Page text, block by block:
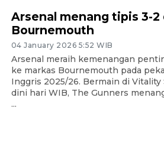
Arsenal menang tipis 3-2
Bournemouth
04 January 2026 5:52 WIB
Arsenal meraih kemenangan
ke markas Bournemouth pada
Inggris 2025/26. Bermain di Vitality
dini hari WIB, The Gunners
...